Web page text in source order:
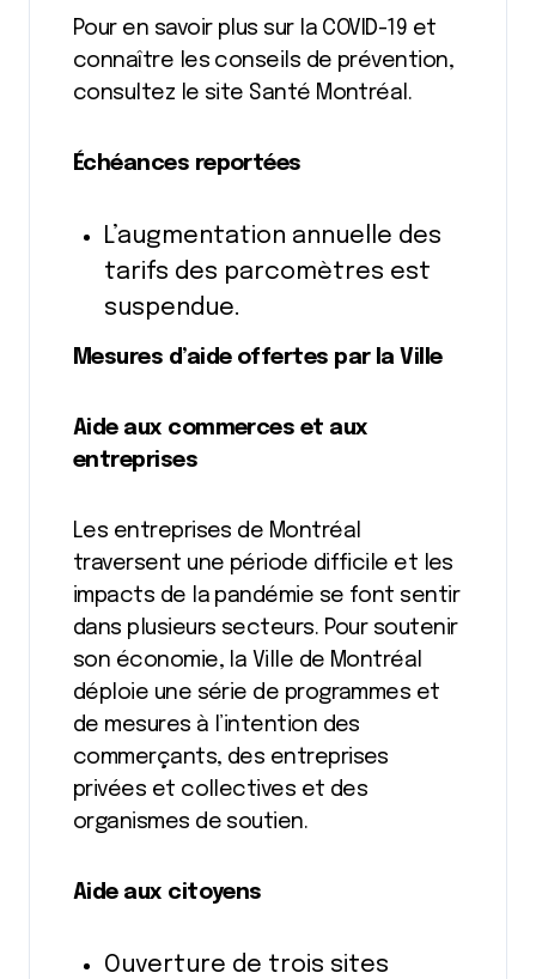
Pour en savoir plus sur la COVID-19 et
connaître les conseils de prévention,
consultez le site Santé Montréal.
Échéances reportées
L’augmentation annuelle des
tarifs des parcomètres est
suspendue.
Mesures d’aide offertes par la Ville
Aide aux commerces et aux
entreprises
Les entreprises de Montréal
traversent une période difficile et les
impacts de la pandémie se font sentir
dans plusieurs secteurs. Pour soutenir
son économie, la Ville de Montréal
déploie une série de programmes et
de mesures à l’intention des
commerçants, des entreprises
privées et collectives et des
organismes de soutien.
Aide aux citoyens
Ouverture de trois sites